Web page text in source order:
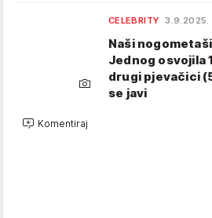
CELEBRITY 3.9.2025.
Naši
Jednog osvojila
drugi pjevačici
se javi
Komentiraj